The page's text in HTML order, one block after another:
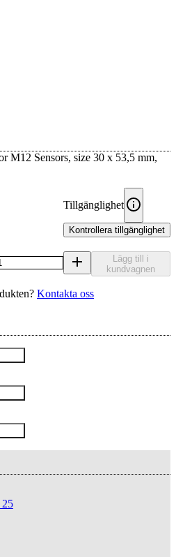
M12 Sensors, size 30 x 53,5 mm,
Tillgänglighet
Kontrollera tillgänglighet
Lägg till i
kundvagnen
Kontakta oss
25